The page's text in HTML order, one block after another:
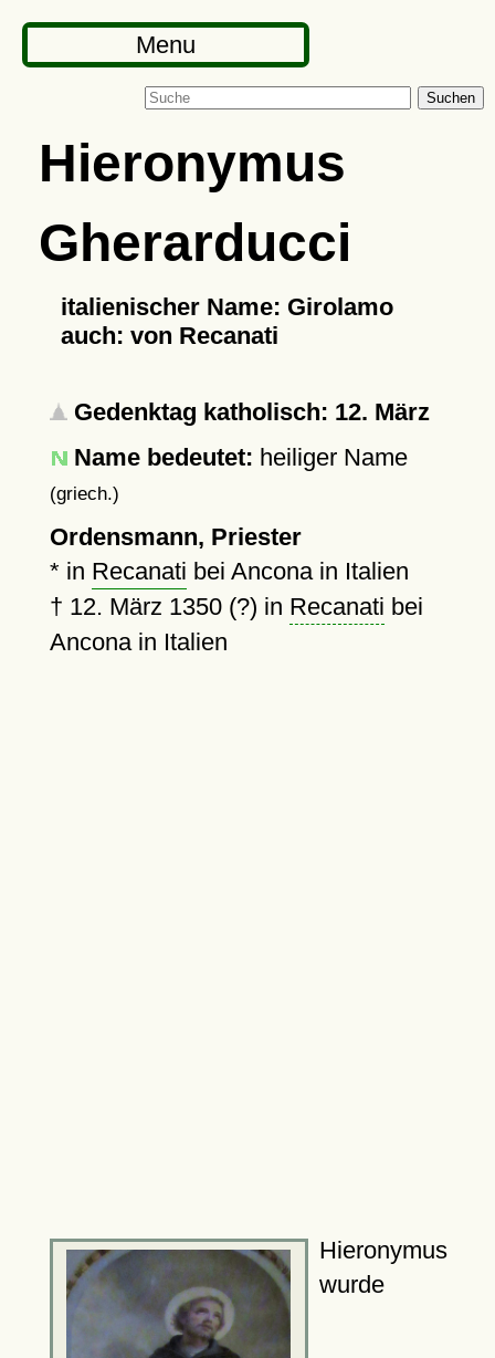
Menu
Suchen
Hieronymus
Gherarducci
italienischer Name: Girolamo
auch: von Recanati
Gedenktag katholisch: 12. März
Name bedeutet: heiliger Name
(griech.)
Ordensmann, Priester
* in Recanati bei Ancona in Italien
† 12. März 1350 (?) in Recanati bei
Ancona in Italien
Hieronymus
wurde